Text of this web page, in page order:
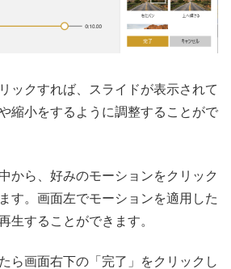
ックすれば、スライドが表示されて
縮小をするように調整することがで
から、好みのモーションをクリック
す。画面左でモーションを適用した
生することができます。
ら画面右下の「完了」をクリックし